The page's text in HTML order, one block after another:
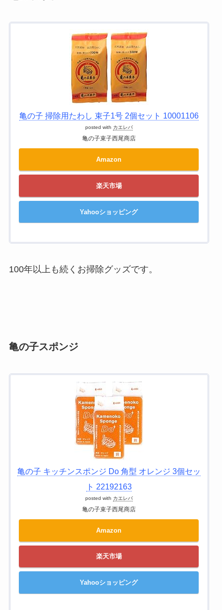
亀の子 掃除用たわし 束子1号 2個セット 10001106
posted with カエレバ
亀の子束子西尾商店
Amazon
楽天市場
Yahooショッピング
100年以上も続くお掃除グッズです。
亀の子スポンジ
亀の子 キッチンスポンジ Do 角型 オレンジ 3個セッ
ト 22192163
posted with カエレバ
亀の子束子西尾商店
Amazon
楽天市場
Yahooショッピング